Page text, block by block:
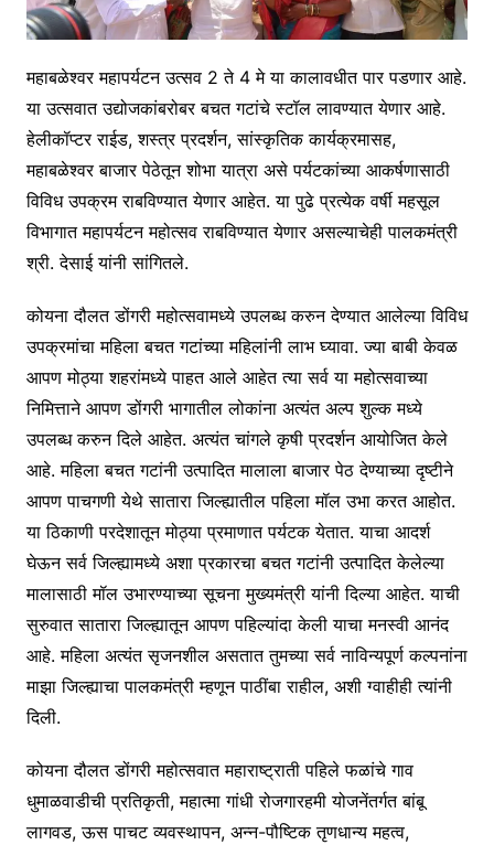
महाबळेश्वर महापर्यटन उत्सव 2 ते 4 मे या कालावधीत पार पडणार आहे.
या उत्सवात उद्योजकांबरोबर बचत गटांचे स्टॉल लावण्यात येणार आहे.
हेलीकॉप्टर राईड, शस्त्र प्रदर्शन, सांस्कृतिक कार्यक्रमासह,
महाबळेश्वर बाजार पेठेतून शोभा यात्रा असे पर्यटकांच्या आकर्षणासाठी
विविध उपक्रम राबविण्यात येणार आहेत. या पुढे प्रत्येक वर्षी महसूल
विभागात महापर्यटन महोत्सव राबविण्यात येणार असल्याचेही पालकमंत्री
श्री. देसाई यांनी सांगितले.
कोयना दौलत डोंगरी महोत्सवामध्ये उपलब्ध करुन देण्यात आलेल्या विविध
उपक्रमांचा महिला बचत गटांच्या महिलांनी लाभ घ्यावा. ज्या बाबी केवळ
आपण मोठ्या शहरांमध्ये पाहत आले आहेत त्या सर्व या महोत्सवाच्या
निमित्ताने आपण डोंगरी भागातील लोकांना अत्यंत अल्प शुल्क मध्ये
उपलब्ध करुन दिले आहेत. अत्यंत चांगले कृषी प्रदर्शन आयोजित केले
आहे. महिला बचत गटांनी उत्पादित मालाला बाजार पेठ देण्याच्या दृष्टीने
आपण पाचगणी येथे सातारा जिल्ह्यातील पहिला मॉल उभा करत आहोत.
या ठिकाणी परदेशातून मोठ्या प्रमाणात पर्यटक येतात. याचा आदर्श
घेऊन सर्व जिल्ह्यामध्ये अशा प्रकारचा बचत गटांनी उत्पादित केलेल्या
मालासाठी मॉल उभारण्याच्या सूचना मुख्यमंत्री यांनी दिल्या आहेत. याची
सुरुवात सातारा जिल्ह्यातून आपण पहिल्यांदा केली याचा मनस्वी आनंद
आहे. महिला अत्यंत सृजनशील असतात तुमच्या सर्व नाविन्यपूर्ण कल्पनांना
माझा जिल्ह्याचा पालकमंत्री म्हणून पाठींबा राहील, अशी ग्वाहीही त्यांनी
दिली.
कोयना दौलत डोंगरी महोत्सवात महाराष्ट्राती पहिले फळांचे गाव
धुमाळवाडीची प्रतिकृती, महात्मा गांधी रोजगारहमी योजनेंतर्गत बांबू
लागवड, ऊस पाचट व्यवस्थापन, अन्न-पौष्टिक तृणधान्य महत्व,